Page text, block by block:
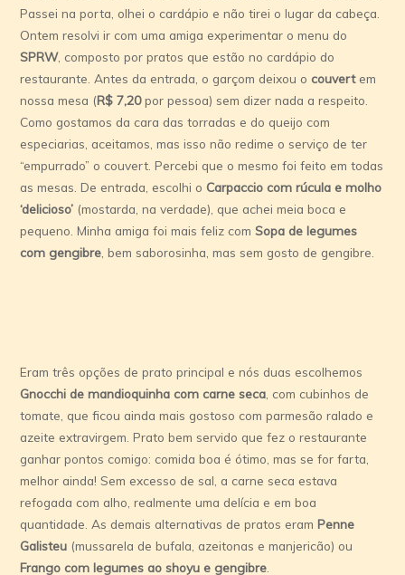
Passei na porta, olhei o cardápio e não tirei o lugar da cabeça.
Ontem resolvi ir com uma amiga experimentar o menu do
SPRW, composto por pratos que estão no cardápio do
restaurante. Antes da entrada, o garçom deixou ocouvertem
nossa mesa (R$ 7,20por pessoa) sem dizer nada a respeito.
Como gostamos da cara das torradas e do queijo com
especiarias, aceitamos, mas isso não redime o serviço de ter
“empurrado” o couvert. Percebi que o mesmo foi feito em todas
as mesas. De entrada, escolhi oCarpaccio com rúcula e molho
‘delicioso’ (mostarda, na verdade), que achei meia boca e
pequeno. Minha amiga foi mais feliz comSopa de legumes
com gengibre , bem saborosinha, mas sem gosto de gengibre.
Eram três opções de prato principal e nós duas escolhemos
Gnocchi de mandioquinha com carne seca , com cubinhos de
tomate, que ficou ainda mais gostoso com parmesão ralado e
azeite extravirgem. Prato bem servido que fez o restaurante
ganhar pontos comigo: comida boa é ótimo, mas se for farta,
melhor ainda! Sem excesso de sal, a carne seca estava
refogada com alho, realmente uma delícia e em boa
quantidade. As demais alternativas de pratos eramPenne
Galisteu (mussarela de bufala, azeitonas e manjericão) ou
Frango com legumes ao shoyu e gengibre